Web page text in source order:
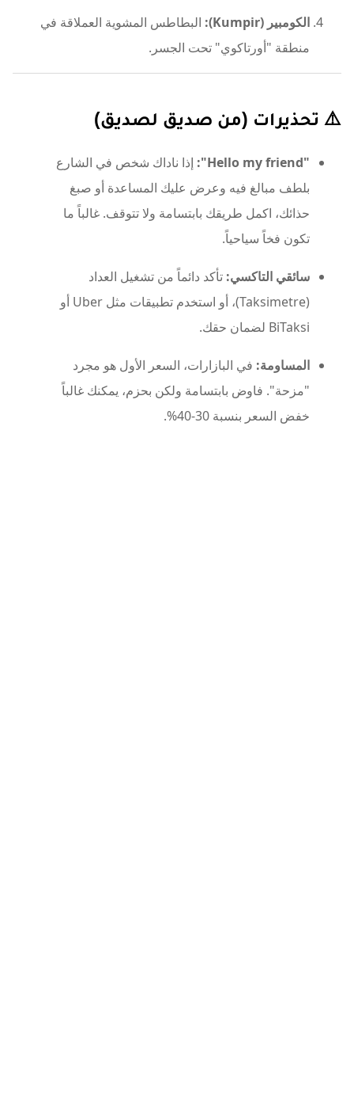
الكومبير (Kumpir):
البطاطس المشوية العملاقة في
منطقة "أورتاكوي" تحت الجسر.
⚠️ تحذيرات (من صديق لصديق)
"Hello my friend":
إذا ناداك شخص في الشارع
بلطف مبالغ فيه وعرض عليك المساعدة أو صبغ
حذائك، اكمل طريقك بابتسامة ولا تتوقف. غالباً ما
تكون فخاً سياحياً.
سائقي التاكسي: تأكد دائماً من تشغيل العداد
(Taksimetre)، أو استخدم تطبيقات مثل Uber أو
BiTaksi لضمان حقك.
المساومة: في البازارات، السعر الأول هو مجرد
"مزحة". فاوض بابتسامة ولكن بحزم، يمكنك غالباً
خفض السعر بنسبة 30-40%.